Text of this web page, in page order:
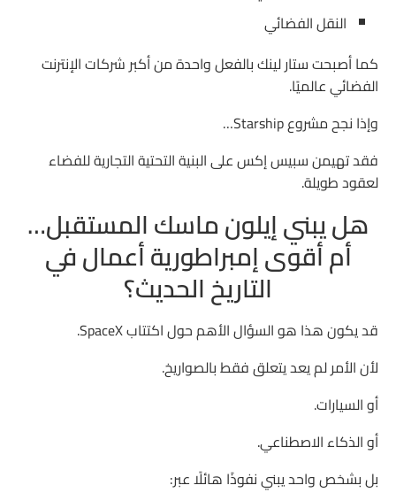
النقل الفضائي
كما أصبحت ستار لينك بالفعل واحدة من أكبر شركات الإنترنت
الفضائي عالميًا.
وإذا نجح مشروع Starship…
فقد تهيمن سبيس إكس على البنية التحتية التجارية للفضاء
لعقود طويلة.
هل يبني إيلون ماسك المستقبل…
أم أقوى إمبراطورية أعمال في
التاريخ الحديث؟
قد يكون هذا هو السؤال الأهم حول اكتتاب SpaceX.
لأن الأمر لم يعد يتعلق فقط بالصواريخ.
أو السيارات.
أو الذكاء الاصطناعي.
بل بشخص واحد يبني نفوذًا هائلًا عبر: